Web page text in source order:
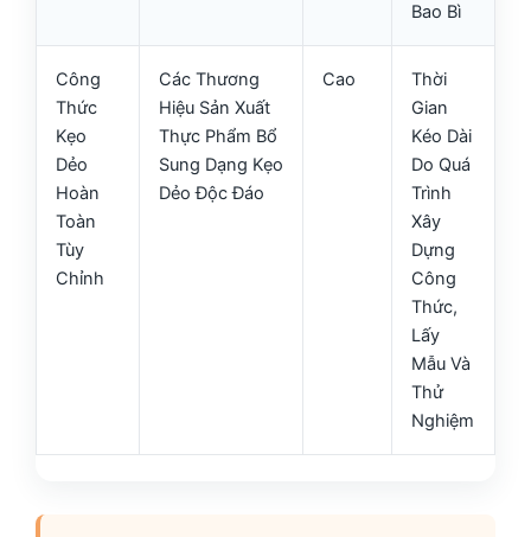
Bao Bì
Công
Thức
Kẹo
Dẻo
Hoàn
Toàn
Tùy
Chỉnh
Các Thương
Hiệu Sản Xuất
Thực Phẩm Bổ
Sung Dạng Kẹo
Dẻo Độc Đáo
Cao
Thời
Gian
Kéo Dài
Do Quá
Trình
Xây
Dựng
Công
Thức,
Lấy
Mẫu Và
Thử
Nghiệm